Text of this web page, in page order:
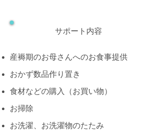
サポート内容
産褥期のお母さんへのお食事提供
おかず数品作り置き
​食材などの購入（お買い物）
お掃除
お洗濯、お洗濯物のたたみ